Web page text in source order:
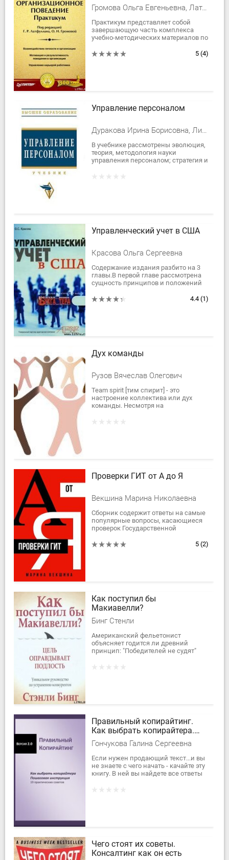
Громова Ольга Евгеньевна, Латфуллин Геннадий
Практикум представляет собой
завершающую часть комплекса
учебно-методических материалов по
разработанного коллективом
5 (4)
Управление персоналом
Дуракова Ирина Борисовна, Лидия Петровна Волкова
В учебнике рассмотрены эволюция,
теория, методология науки
управления персоналом; стратегия и
Управленческий учет в США
Красова Ольга Сергеевна
Содержание издания разбито на 3
главы.В первой главе рассмотрена
сущность принципов и положений
ключевых категорий
4.4 (1)
Дух команды
Рузов Вячеслав Олегович
Team spirit [тим спирит] - это
настроение коллектива или дух
команды. Несмотря на
Проверки ГИТ от А до Я
Векшина Марина Николаевна
Сборник содержит ответы на самые
популярные вопросы, касающиеся
проверок Государственной
5 (2)
Как поступил бы
Макиавелли?
Бинг Стенли
Американский фельетонист
объясняет годится ли древний
принцип: "Победителей не судят"
Правильный копирайтинг.
Как выбрать копирайтера.
Пошаговая инструкция
Гончукова Галина Сергеевна
Если нужен продающий текст...и вы
не знаете с чего начать - качайте эту
книгу. В ней вы найдете все ответы
Чего стоят их советы.
Консалтинг как он есть